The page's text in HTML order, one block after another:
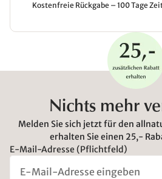
Kostenfreie Rückgabe – 100 Tage
Nichts mehr
Melden Sie sich jetzt für den
erhalten Sie einen 25,-
E-Mail-Adresse (Pflichtfeld)